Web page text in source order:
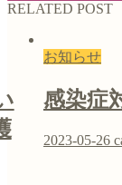
RELATED POST
お知らせ
感染症
2023-05-26